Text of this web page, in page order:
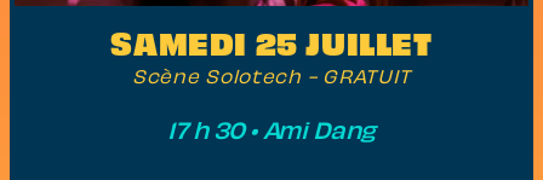
SAMEDI 25 JUILLET
Scène Solotech - GRATUIT
17 h 30•Ami Dang